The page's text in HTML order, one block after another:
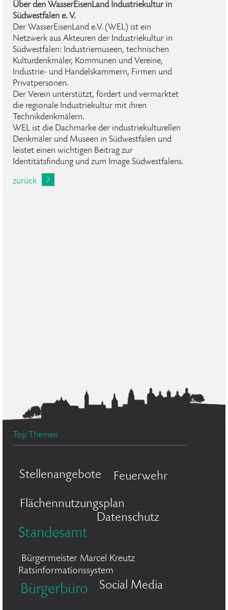
Über den WasserEisenLand Industriekultur in
Südwestfalen e. V.
Der WasserEisenLand e.V. (WEL) ist ein
Netzwerk aus Akteuren der Industriekultur in
Südwestfalen: Industriemuseen, technischen
Kulturdenkmäler, Kommunen und Vereine,
Industrie- und Handelskammern, Firmen und
Privatpersonen.
Der Verein unterstützt, fördert und vermarktet
die regionale Industriekultur mit ihren
Technikdenkmälern.
WEL ist die Dachmarke der industriekulturellen
Denkmäler und Museen in Südwestfalen und
leistet einen wichtigen Beitrag zur
Identitätsfindung und zum Image Südwestfalens.
zurück
Top Themen
Stellenangebote Feuerwehr
Flächennutzungsplan
Standesamt
Datenschutz
Bürgermeister Marcel Kreutz
Ratsinformationssystem
Bürgerbüro Social Media